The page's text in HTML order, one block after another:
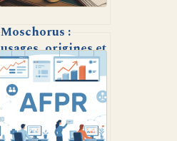
Moschorus :
usages, origines et
intérêts du terme
dans différents
contextes